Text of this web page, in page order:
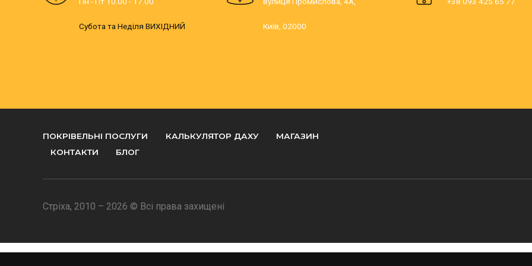
Субота та Неділя ВИХІДНИЙ Київ, 02000
ПОКРІВЕЛЬНІ ПОСЛУГИ КАЛЬКУЛЯТОР ДАХУ
МАГАЗИН
КОНТАКТИ
БЛОГ
Стріха, 2010 – 2026 © Всі права захищені